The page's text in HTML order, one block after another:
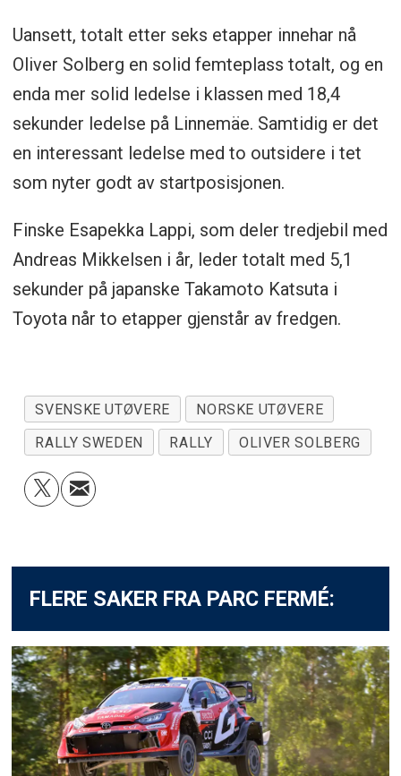
Uansett, totalt etter seks etapper innehar nå
Oliver Solberg en solid femteplass totalt, og en
enda mer solid ledelse i klassen med 18,4
sekunder ledelse på Linnemäe. Samtidig er det
en interessant ledelse med to outsidere i tet
som nyter godt av startposisjonen.
Finske Esapekka Lappi, som deler tredjebil med
Andreas Mikkelsen i år, leder totalt med 5,1
sekunder på japanske Takamoto Katsuta i
Toyota når to etapper gjenstår av fredgen.
SVENSKE UTØVERE
NORSKE UTØVERE
RALLY SWEDEN
RALLY OLIVER SOLBERG
FLERE SAKER FRA PARC FERMÉ: